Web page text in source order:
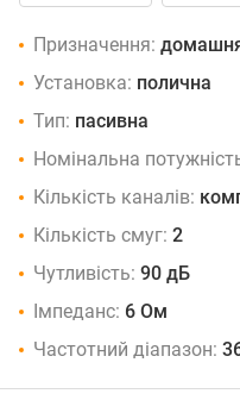
Призначення:
Установка: полична
Тип: пасивна
Номінальна
Кількість каналів:
Кількість смуг: 2
Чутливість: 90 дБ
Імпеданс: 6 Ом
Частотний діапазон: